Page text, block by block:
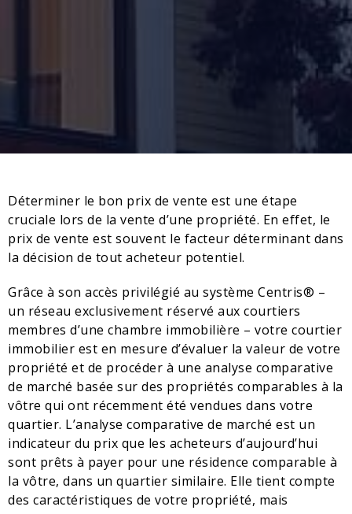
Déterminer le bon prix de vente est une étape
cruciale lors de la vente d’une propriété. En effet, le
prix de vente est souvent le facteur déterminant dans
la décision de tout acheteur potentiel.
Grâce à son accès privilégié au système Centris® –
un réseau exclusivement réservé aux courtiers
membres d’une chambre immobilière – votre courtier
immobilier est en mesure d’évaluer la valeur de votre
propriété et de procéder à une analyse comparative
de marché basée sur des propriétés comparables à la
vôtre qui ont récemment été vendues dans votre
quartier. L’analyse comparative de marché est un
indicateur du prix que les acheteurs d’aujourd’hui
sont prêts à payer pour une résidence comparable à
la vôtre, dans un quartier similaire. Elle tient compte
des caractéristiques de votre propriété, mais